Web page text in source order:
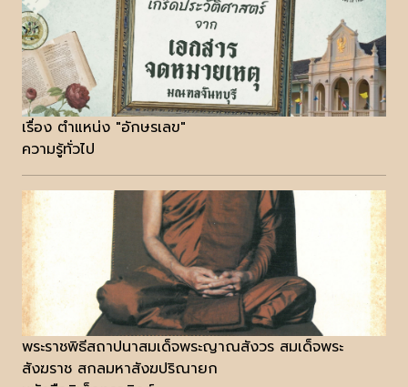
เรื่อง ตำแหน่ง "อักษรเลข"
ความรู้ทั่วไป
พระราชพิธีสถาปนาสมเด็จพระญาณสังวร สมเด็จพระ
สังฆราช สกลมหาสังฆปริณายก